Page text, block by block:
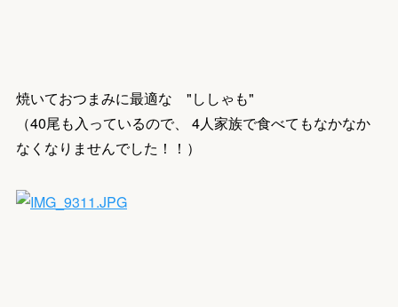
焼いておつまみに最適な "ししゃも"
（40尾も入っているので、 4人家族で食べてもなかなか
なくなりませんでした！！）